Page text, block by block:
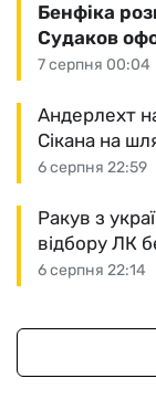
7 серпня 00:04
Бенфіка
Судаков
6 серпня 22:59
Андерлехт
Сікана на
6 серпня 22:14
Ракув з
відбору ЛК